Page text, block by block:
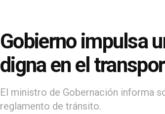
Gobierno impulsa
digna en el
El ministro de Gobernación informa
reglamento de tránsito.